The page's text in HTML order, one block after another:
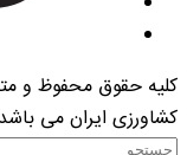
کلیه حقوق محفوظ و
کشاورزی ایران می